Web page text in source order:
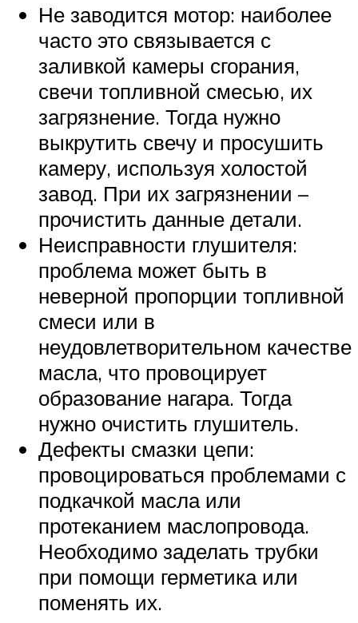
Не заводится мотор: наиболее
часто это связывается с
заливкой камеры сгорания,
свечи топливной смесью, их
загрязнение. Тогда нужно
выкрутить свечу и просушить
камеру, используя холостой
завод. При их загрязнении –
прочистить данные детали.
Неисправности глушителя:
проблема может быть в
неверной пропорции топливной
смеси или в
неудовлетворительном качестве
масла, что провоцирует
образование нагара. Тогда
нужно очистить глушитель.
Дефекты смазки цепи:
провоцироваться проблемами с
подкачкой масла или
протеканием маслопровода.
Необходимо заделать трубки
при помощи герметика или
поменять их.